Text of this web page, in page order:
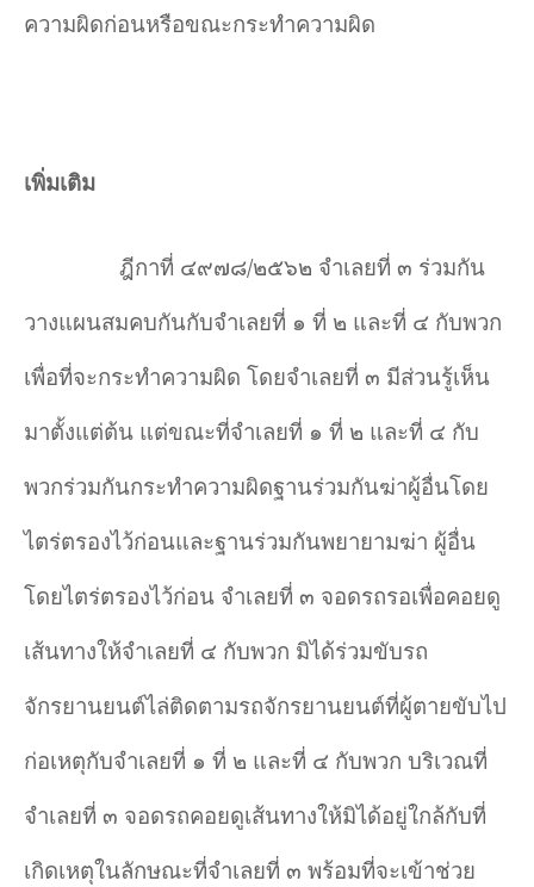
ความผิดก่อนหรือขณะกระทำความผิด
เพิ่มเติม
ฎีกาที่ ๔๙๗๘/๒๕๖๒ จำเลยที่ ๓ ร่วมกัน
วางแผนสมคบกันกับจำเลยที่ ๑ ที่ ๒ และที่ ๔ กับพวก
เพื่อที่จะกระทำความผิด โดยจำเลยที่ ๓ มีส่วนรู้เห็น
มาตั้งแต่ต้น แต่ขณะที่จำเลยที่ ๑ ที่ ๒ และที่ ๔ กับ
พวกร่วมกันกระทำความผิดฐานร่วมกันฆ่าผู้อื่นโดย
ไตร่ตรองไว้ก่อนและฐานร่วมกันพยายามฆ่า ผู้อื่น
โดยไตร่ตรองไว้ก่อน จำเลยที่ ๓ จอดรถรอเพื่อคอยดู
เส้นทางให้จำเลยที่ ๔ กับพวก มิได้ร่วมขับรถ
จักรยานยนต์ไล่ติดตามรถจักรยานยนต์ที่ผู้ตายขับไป
ก่อเหตุกับจำเลยที่ ๑ ที่ ๒ และที่ ๔ กับพวก บริเวณที่
จำเลยที่ ๓ จอดรถคอยดูเส้นทางให้มิได้อยู่ใกล้กับที่
เกิดเหตุในลักษณะที่จำเลยที่ ๓ พร้อมที่จะเข้าช่วย